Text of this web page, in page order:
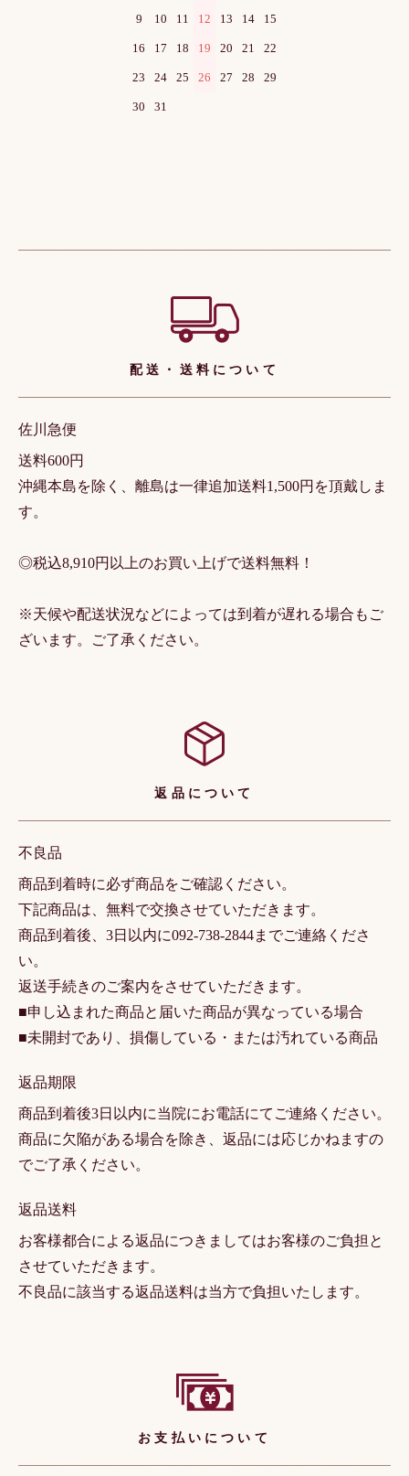
9 10 11 12 13 14 15
16 17 18 19 20 21 22
23 24 25 26 27 28 29
30 31
配送・送料について
佐川急便
送料600円
沖縄本島を除く、離島は一律追加送料1,500円を頂戴しま
す。
◎税込8,910円以上のお買い上げで送料無料！
※天候や配送状況などによっては到着が遅れる場合もご
ざいます。ご了承ください。
返品について
不良品
商品到着時に必ず商品をご確認ください。
下記商品は、無料で交換させていただきます。
商品到着後、3日以内に092-738-2844までご連絡くださ
い。
返送手続きのご案内をさせていただきます。
■申し込まれた商品と届いた商品が異なっている場合
■未開封であり、損傷している・または汚れている商品
返品期限
商品到着後3日以内に当院にお電話にてご連絡ください。
商品に欠陥がある場合を除き、返品には応じかねますの
でご了承ください。
返品送料
お客様都合による返品につきましてはお客様のご負担と
させていただきます。
不良品に該当する返品送料は当方で負担いたします。
お支払いについて